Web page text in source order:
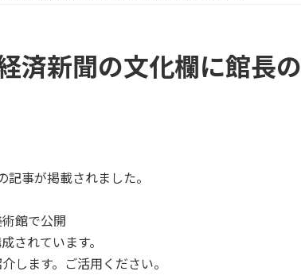
済新聞の文化欄に館長の
事が掲載されました。
館で公開
されています。
します。ご活用ください。